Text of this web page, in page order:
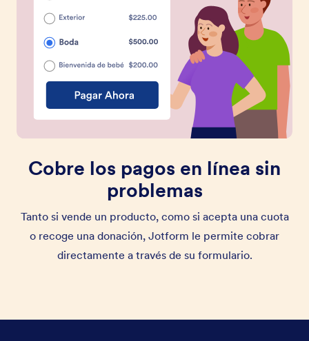
Cobre los pagos en línea sin
problemas
Tanto si vende un producto, como si acepta una cuota
o recoge una donación, Jotform le permite cobrar
directamente a través de su formulario.